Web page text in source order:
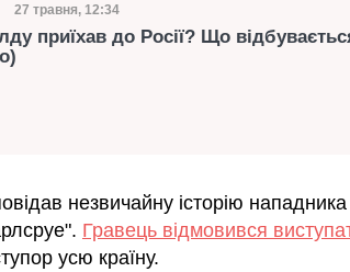
Дата публікації
27 травня, 12:34
приїхав до Росії? Що
незвичайну історію
Гравець відмовився
усю країну.